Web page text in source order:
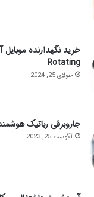
خرید نگهدارنده موبایل
Rotating
جولای 25, 2024
جاروبرقی رباتیک
آگوست 25, 2023